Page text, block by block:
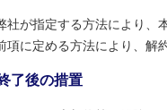
社が指定する方法により、
項に定める方法により、解
了後の措置